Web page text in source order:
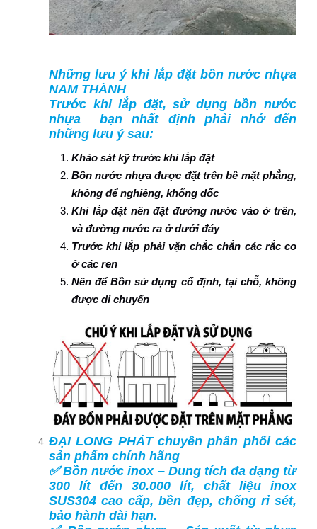
Những lưu ý khi lắp đặt bồn nước nhựa
NAM THÀNH
Trước khi lắp đặt, sử dụng bồn nước
nhựa bạn nhất định phải nhớ đến
những lưu ý sau:
Khảo sát kỹ trước khi lắp đặt
Bồn nước nhựa được đặt trên bề mặt phẳng,
không để nghiêng, khống dốc
Khi lắp đặt nên đặt đường nước vào ở trên,
và đường nước ra ở dưới đáy
Trước khi lắp phải vặn chắc chắn các rắc co
ở các ren
Nên để Bồn sử dụng cố định, tại chỗ, không
được di chuyển
ĐẠI LONG PHÁT chuyên phân phối các
sản phẩm chính hãng
✅ Bồn nước inox – Dung tích đa dạng từ
300 lít đến 30.000 lít, chất liệu inox
SUS304 cao cấp, bền đẹp, chống rỉ sét,
bảo hành dài hạn.